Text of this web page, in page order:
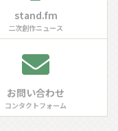
stand.fm
二次創作ニュース
お問い合わせ
コンタクトフォーム